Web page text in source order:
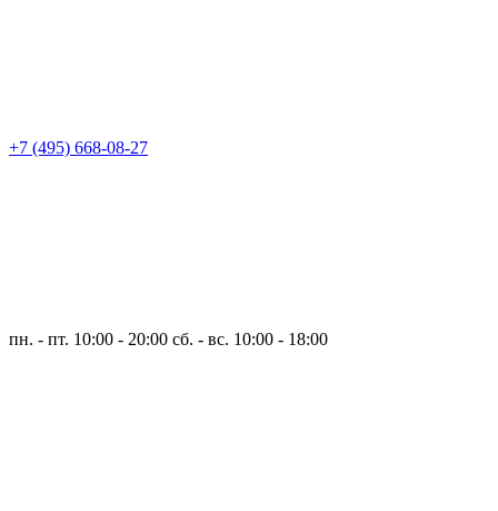
+7 (495) 668-08-27
пн. - пт. 10:00 - 20:00 сб. - вс. 10:00 - 18:00